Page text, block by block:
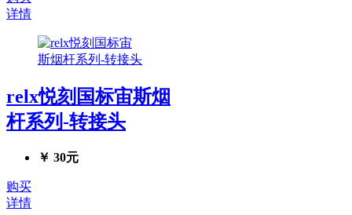
详情
relx悦刻国标宙斯烟
杆系列-转接头
￥ 30元
购买
详情